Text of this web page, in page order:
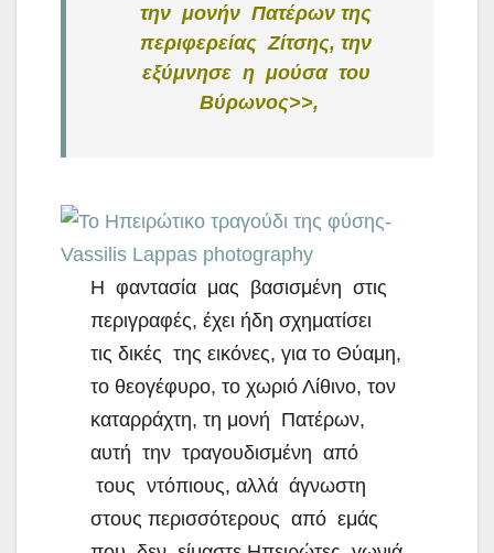
την μονήν Πατέρων της
περιφερείας Ζίτσης, την
εξύμνησε η μούσα του
Βύρωνος>>,
Η φαντασία μας βασισμένη στις
περιγραφές, έχει ήδη σχηματίσει
τις δικές της εικόνες, για το Θύαμη,
το θεογέφυρο, το χωριό Λίθινο, τον
καταρράχτη, τη μονή Πατέρων,
αυτή την τραγουδισμένη από
τους ντόπιους, αλλά άγνωστη
στους περισσότερους από εμάς